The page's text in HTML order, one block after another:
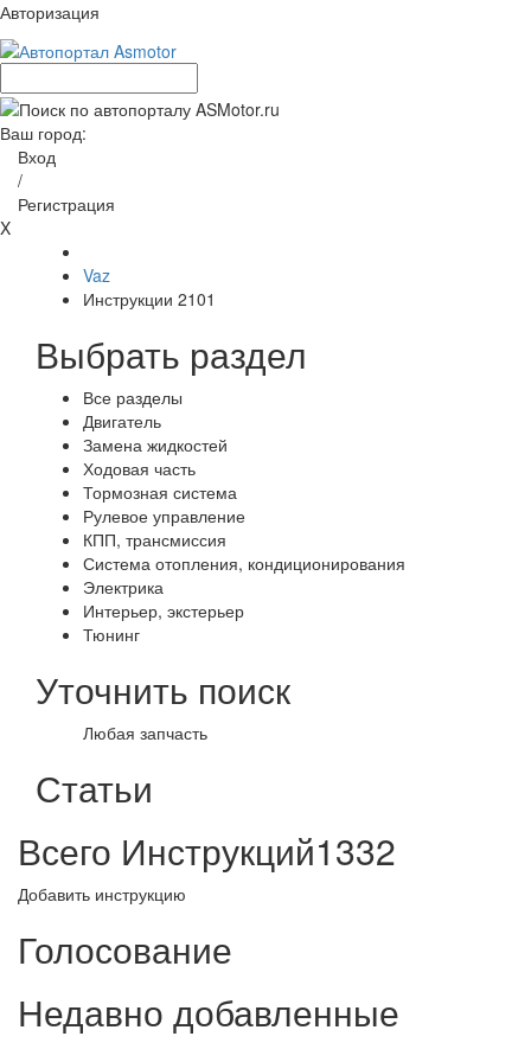
Авторизация
Ваш город:
Вход
/
Регистрация
X
Vaz
Инструкции 2101
Выбрать раздел
Все разделы
Двигатель
Замена жидкостей
Ходовая часть
Тормозная система
Рулевое управление
КПП, трансмиссия
Система отопления, кондиционирования
Электрика
Интерьер, экстерьер
Тюнинг
Уточнить поиск
Любая запчасть
Статьи
Всего Инструкций1332
Добавить инструкцию
Голосование
Недавно добавленные